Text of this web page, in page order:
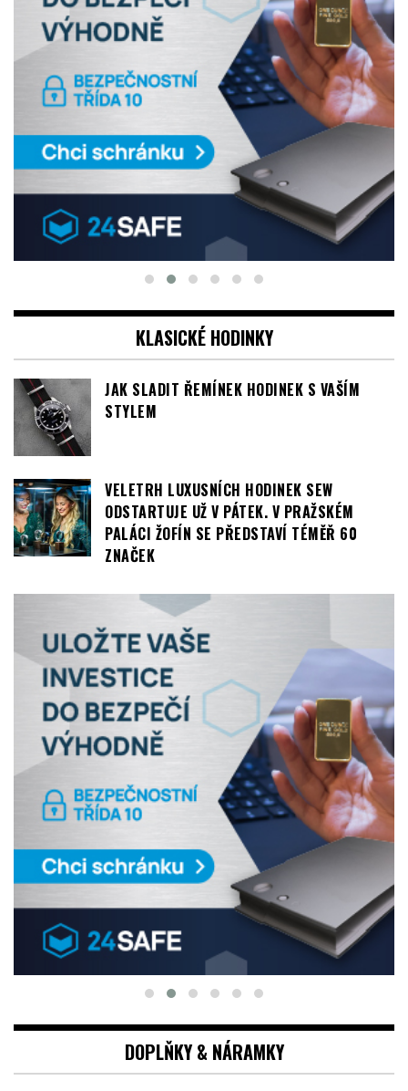
KLASICKÉ HODINKY
JAK SLADIT ŘEMÍNEK HODINEK S VAŠÍM
STYLEM
VELETRH LUXUSNÍCH HODINEK SEW
ODSTARTUJE UŽ V PÁTEK. V PRAŽSKÉM
PALÁCI ŽOFÍN SE PŘEDSTAVÍ TÉMĚŘ 60
ZNAČEK
DOPLŇKY & NÁRAMKY